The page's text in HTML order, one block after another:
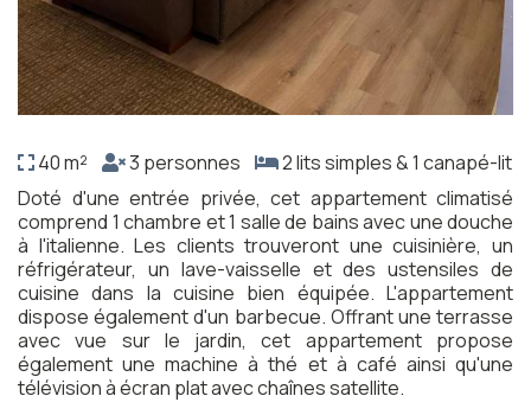
40 m² 3 personnes
2 lits simples & 1 canapé-lit
Doté d'une entrée privée, cet appartement climatisé
comprend 1 chambre et 1 salle de bains avec une douche
à l'italienne. Les clients trouveront une cuisinière, un
réfrigérateur, un lave-vaisselle et des ustensiles de
cuisine dans la cuisine bien équipée. L'appartement
dispose également d'un barbecue. Offrant une terrasse
avec vue sur le jardin, cet appartement propose
également une machine à thé et à café ainsi qu'une
télévision à écran plat avec chaînes satellite.